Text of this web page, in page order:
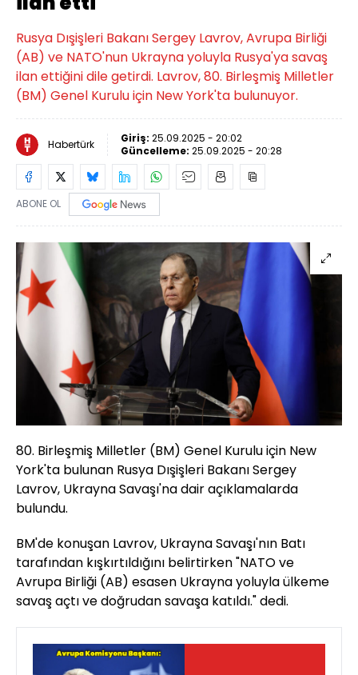
Rusya Dışişleri Bakanı Sergey Lavrov, Avrupa Birliği
(AB) ve NATO'nun Ukrayna yoluyla Rusya'ya savaş
ilan ettiğini dile getirdi. Lavrov, 80. Birleşmiş Milletler
(BM) Genel Kurulu için New York'ta bulunuyor.
Habertürk Giriş: 25.09.2025 - 20:02
Güncelleme: 25.09.2025 - 20:28
ABONE OL
80. Birleşmiş Milletler (BM) Genel Kurulu için New
York'ta bulunan Rusya Dışişleri Bakanı Sergey
Lavrov, Ukrayna Savaşı'na dair açıklamalarda
bulundu.
BM'de konuşan Lavrov, Ukrayna Savaşı'nın Batı
tarafından kışkırtıldığını belirtirken "NATO ve
Avrupa Birliği (AB) esasen Ukrayna yoluyla ülkeme
savaş açtı ve doğrudan savaşa katıldı." dedi.